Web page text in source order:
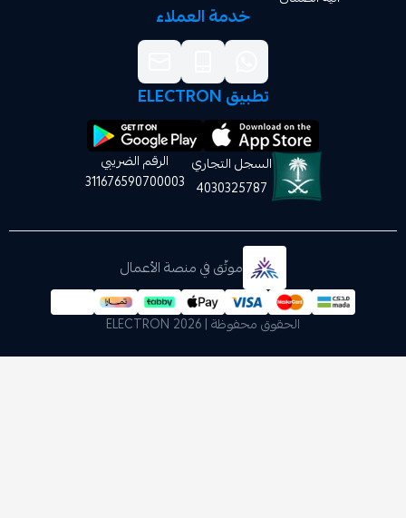
خدمة العملاء
السجل التجاري
4030325787
الرقم الضريبي
311676590700003
موثّق في منصة الأعمال
الحقوق محفوظة | 2026 ELECTRON